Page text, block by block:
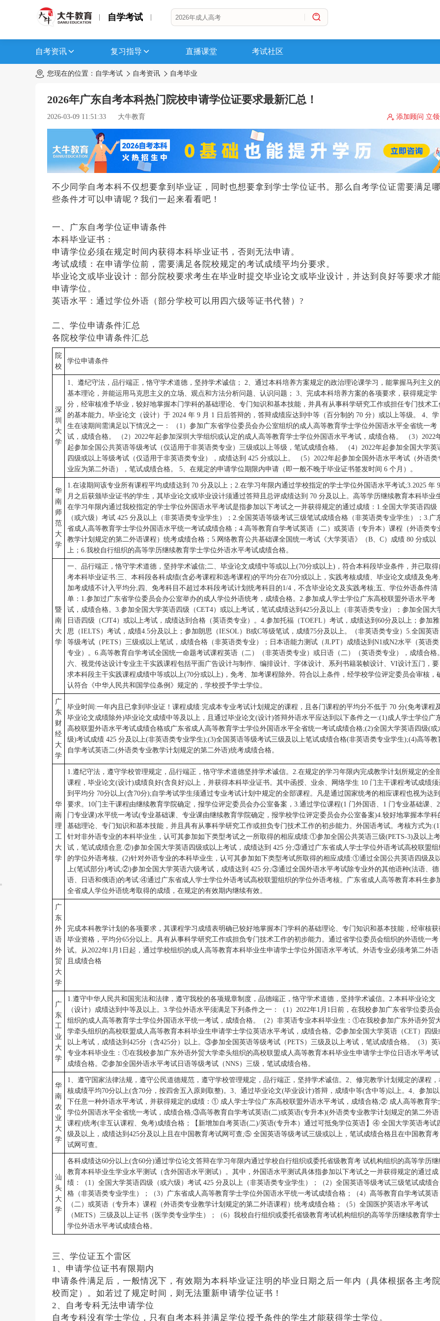
自学考试
自考资讯 复习指导 直播课堂 考试社区
您现在的位置： 自学考试 自考资讯 自考毕业
2026年广东自考本科热门院校申请学位证要求最新汇总！
2026-03-09 11:51:33 大牛教育 添加顾问 立
不少同学自考本科不仅想要拿到毕业证，同时也想要拿到学士学位证书。那么自考学位证需要满足哪
些条件才可以申请呢？我们一起来看看吧！
一、广东自考学位证申请条件
本科毕业证书：
申请学位必须在规定时间内获得本科毕业证书，否则无法申请。
考试成绩：在申请学位前，需要满足各院校规定的考试成绩平均分要求。
毕业论文或毕业设计：部分院校要求考生在毕业时提交毕业论文或毕业设计，并达到良好等要求才能
申请学位。
英语水平：通过学位外语（部分学校可以用四六级等证书代替）?
二、学位申请条件汇总
各院校学位申请条件汇总
院
校
学位申请条件
深
圳
大
学
1、遵纪守法，品行端正，恪守学术道德，坚持学术诚信； 2、通过本科培养方案规定的政治理论课学习，能掌握马列主义的
基本理论，并能运用马克思主义的立场、观点和方法分析问题、认识问题； 3、完成本科培养方案的各项要求，获得规定学
分，经审核准予毕业，较好地掌握本门学科的基础理论、专门知识和基本技能，并具有从事科学研究工作或担任专门技术工
的基本能力。毕业论文（设计）于 2024 年 9 月 1 日后答辩的，答辩成绩应达到中等（百分制的 70 分）或以上等级。 4、学
生在读期间需满足以下情况之一： （1）参加广东省学位委员会办公室组织的成人高等教育学士学位外国语水平全省统一考
试，成绩合格。 （2）2022年起参加深圳大学组织或认定的成人高等教育学士学位外国语水平考试，成绩合格。 （3）2022
起参加全国公共英语等级考试（仅适用于非英语类专业）三级或以上等级，笔试成绩合格。 （4）2022年起参加全国大学英
四级或以上等级考试（仅适用于非英语类专业），成绩达到 425 分或以上。 （5）2022年起参加全国外语水平考试（外语类
业应为第二外语），笔试成绩合格。 5、在规定的申请学位期限内申请（即一般不晚于毕业证书签发时间 6 个月）。
华
南
师
范
大
学
1.在读期间该专业所有课程平均成绩达到 70 分及以上；2.在学习年限内通过学校指定的学士学位外国语水平考试;3.2025 年 9
月之后获颁毕业证书的学生，其毕业论文或毕业设计须通过答辩且总评成绩达到 70 分及以上。高等学历继续教育本科毕业
在学习年限内通过我校指定的学士学位外国语水平考试是指参加以下考试之一并获得规定的通过成绩：1.全国大学英语四级
（或六级）考试 425 分及以上（非英语类专业学生）；2.全国英语等级考试三级笔试成绩合格（非英语类专业学生）；3.广
省成人高等教育学士学位外国语水平统一考试成绩合格；4.高等教育自学考试英语（二）或英语（专升本）课程（外语类专
教学计划规定的第二外语课程）统考成绩合格；5.网络教育公共基础课全国统一考试《大学英语》（B、C）成绩 80 分或以
上；6.我校自行组织的高等学历继续教育学士学位外语水平考试成绩合格。
暨
南
大
学
一、品行端正，恪守学术道德，坚持学术诚信;二、毕业论文成绩中等或以上(70分或以上)，符合本科段毕业条件，并已取得
考本科毕业证书:三、本科段各科成绩(含必考课程和选考课程)的平均分在70分或以上，实践考核成绩、毕业论文成绩及免考
加考成绩不计入平均分;四、免考科目不超过本科段考试计划统考科目的1/4，不含毕业论文及实践考核;五、学位外语条件清
单：1.参加过广东省学位委员会办公室举办的成人学位外语统考，成绩合格。2.参加成人学士学位广东高校联盟外语水平考
试，成绩合格。3.参加全国大学英语四级（CET4）或以上考试，笔试成绩达到425分及以上（非英语类专业）；参加全国大
日语四级（CJT4）或以上考试，成绩达到合格（英语类专业）。4.参加托福（TOEFL）考试，成绩达到60分及以上；参加雅
思（IELTS）考试，成绩4.5分及以上；参加朗思（IESOL）B或C等级笔试，成绩75分及以上。（非英语类专业）5.全国英语
等级考试（PETS）三级或以上笔试，成绩合格（非英语类专业）；日本语能力测试（JLPT）成绩达到N1或N2水平（英语类
专业）。6.高等教育自学考试全国统一命题考试课程英语（二）（非英语类专业）或日语（二）（英语类专业），成绩合格。
六、视觉传达设计专业主干实践课程包括平面广告设计与制作、编排设计、字体设计、系列书籍装帧设计、VI设计五门，要
求本科段主干实践课程成绩中等或以上(70分或以上)，免考、加考课程除外。符合以上条件，经学校学位评定委员会审核，
认符合《中华人民共和国学位条例》规定的，学校授予学士学位。
广
东
财
经
大
学
毕业时间:一年内且已拿到毕业证！课程成绩:完成本专业考试计划规定的课程，且各门课程的平均分不低于 70 分(免考课程
毕业论文成绩除外)毕业论文成绩中等及以上，且通过毕业论文(设计)答辩外语水平应达到以下条件之一:(1)成人学士学位广
高校联盟外语水平考试成绩合格或广东省成人高等教育学士学位外国语水平全省统一考试成绩合格;(2)全国大学英语四级(或
级)考试成绩 425 分及以上(非英语类专业学生);(3)全国英语等级考试三级及以上笔试成绩合格(非英语类专业学生);(4)高等教
自学考试英语二(外语类专业教学计划规定的第二外语)统考成绩合格。
华
南
理
工
大
学
1.遵纪守法，遵守学校管理规定，品行端正，恪守学术道德坚持学术诚信。2.在规定的学习年限内完成教学计划所规定的全
课程，毕业论文(设计)成绩良好(含良好)以上，并获得本科毕业证书。其中函授、业余、网络学生 10 门主干课程考试成绩须
到平均分 70分以上(含70分);自学考试学生须通过专业考试计划中规定的全部课程。凡是通过国家统考的相应课程也视为达到
要求。10门主干课程由继续教育学院确定，报学位评定委员会办公室备案，3.通过学位课程(1 门外国语、1 门专业基础课、2
门专业课)水平统一考试(专业基础课、专业课由继续教育学院确定，报学校学位评定委员会办公室备案)4.较好地掌握本学科
基础理论、专门知识和基本技能，并且具有从事科学研究工作或担负专门技术工作的初步能力。外国语考试。考核方式为
针对非外语专业的本科毕业生，认可其参加如下类型考试之一所取得的相应成绩:①参加全国公共英语三级(PETS-3)及以上考
试，笔试成绩合意.②)参加全国大学英语四级或以上考试，成绩达到 425 分;③通过广东省成人学士学位外语考试高校联盟组
的学位外语考核。(2)针对外语专业的本科毕业生，认可其参加如下类型考试所取得的相应成绩:①通过全国公共英语四级及
上(笔试部分)考试;②)参加全国大学英语六级考试，成绩达到 425 分;③通过全国外语水平考试除专业外的其他语种(法语、德
语、日语和俄语)的考试:④通过广东省成人学士学位外语考试高校联盟组织的学位外语考核。广东省成人高等教育本科生参
全省成人学位外语统考取得的成绩，在规定的有效期内继续有效。
广
东
外
语
外
贸
大
学
完成本科教学计划的各项要求，其课程学习成绩表明确已较好地掌握本门学科的基础理论、专门知识和基本技能，经审核获
毕业资格，平均分65分以上。具有从事科学研究工作或担负专门技术工作的初步能力。通过省学位委员会组织的外语统一考
试。从2022年1月1日起，通过学校组织的成人高等教育本科毕业生申请学士学位外国语水平考试。外语专业必须考第二外语
且成绩合格
广
东
工
业
大
学
1.遵守中华人民共和国宪法和法律，遵守我校的各项规章制度，品德端正，恪守学术道德，坚持学术诚信。2.本科毕业论文
（设计）成绩达到中等及以上。3.学位外语水平须满足下列条件之一：（1）2022年1月1日前，在我校参加广东省学位委员会
组织的成人高等教育学士学位外国语水平统一考试，成绩合格。（2）非英语专业本科毕业生：①在我校参加广东外语外贸
学牵头组织的高校联盟成人高等教育本科毕业生申请学士学位英语水平考试，成绩合格。②参加全国大学英语（CET）四级
以上考试，成绩达到425分（含425分）以上。③参加全国英语等级考试（PETS）三级及以上考试，笔试成绩合格。（3）英
专业本科毕业生：①在我校参加广东外语外贸大学牵头组织的高校联盟成人高等教育本科毕业生申请学士学位日语水平考试
成绩合格。②参加全国外语水平考试日语等级考试（NNS）三级，笔试成绩合格。
华
南
农
业
大
学
1、遵守国家法律法规，遵守公民道德规范，遵守学校管理规定，品行端正，坚持学术诚信。2、修完教学计划规定的课程，
核成绩平均70分以上(含70分，按四舍五入原则取整)。3、通过毕业论文(毕业设计)答辩，成绩中等(含中等)以上。4、参加以
下任意一种外语水平考试，并获得规定的成绩：① 成人学士学位广东高校联盟外语水平考试，成绩合格;② 成人高等教育学
学位外国语水平全省统一考试，成绩合格;③高等教育自学考试英语(二)或英语(专升本)(外语类专业教学计划规定的第二外语
课程)统考(非互认课程、免考)成绩合格；【新增加自考英语(二)/英语(专升本）通过可抵免学位英语】④ 全国大学英语考试
级及以上，成绩达到425分及以上且在中国教育考试网可查;⑤ 全国英语等级考试三级或以上，笔试成绩合格且在中国教育考
试网可查。
汕
头
大
学
各科成绩达60分以上(含60分)通过学位论文答辩在学习年限内通过学校自行组织或委托省级教育考 试机构组织的高等学历继
教育本科毕业生学业水平测试（含外国语水平测试）。其中，外国语水平测试具体指参加以下考试之一并获得规定的通过成
绩：（1）全国大学英语四级（或六级）考试 425 分及以上（非英语类专业学生）；（2）全国英语等级考试三级笔试成绩合
格（非英语类专业学生）；（3）广东省成人高等教育学士学位外国语水平统一考试成绩合格；（4）高等教育自学考试英语
（二）或英语（专升本）课程（外语类专业教学计划规定的第二外语课程）统考成绩合格；（5）全国医护英语水平考试
（METS）三级及以上证书（医学类专业学生）；（6）我校自行组织或委托省级教育考试机构组织的高等学历继续教育学士
学位外语水平考试成绩合格。
三、学位证五个雷区
1、申请学位证书有限期内
申请条件满足后，一般情况下，有效期为本科毕业证注明的毕业日期之后一年内（具体根据各主考院
校而定）。如若过了规定时间，则无法重新申请学位证书！
2、自考专科无法申请学位
自考专科没有学士学位，只有自考本科并满足学位授予条件的学生才能获得学士学位。